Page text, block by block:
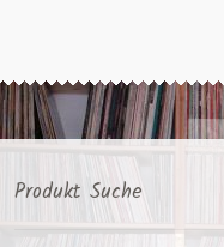
Produkt Suche